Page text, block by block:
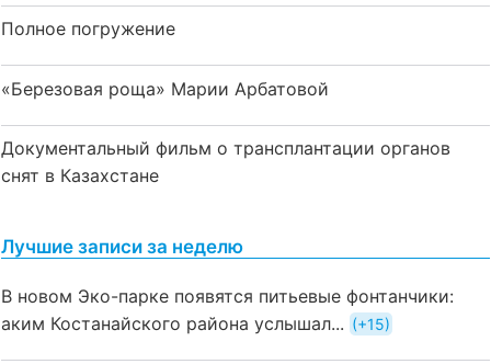
Полное погружение
«Березовая роща» Марии Арбатовой
Документальный фильм о трансплантации органов
снят в Казахстане
Лучшие записи за неделю
В новом Эко-парке появятся питьевые фонтанчики:
аким Костанайского района услышал...
+15